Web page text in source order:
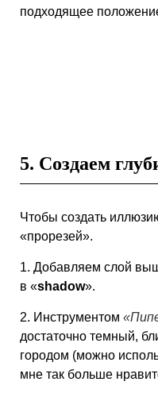
подходящее
5. Создаем
Чтобы создать
«прорезей».
1. Добавляем слой
в «shadow».
2. Инструментом
достаточно темный,
городом (можно
мне так больше